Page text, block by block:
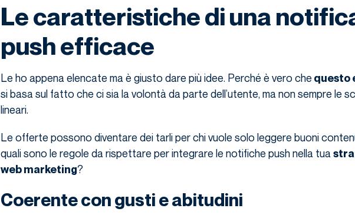
Le caratteristiche di una
push efficace
Le ho appena elencate ma è giusto dare più idee. Perché è vero che questo
si basa sul fatto che ci sia la volontà da parte dell’utente, ma non sempre le
lineari.
Le offerte possono diventare dei tarli per chi vuole solo leggere buoni
quali sono le regole da rispettare per integrare le notifiche push nella tua
web marketing?
Coerente con gusti e abitudini